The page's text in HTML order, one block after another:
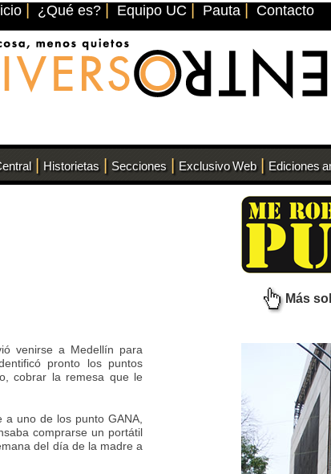
¿Qué es? Equipo UC Pauta Contacto
| Historietas | Secciones | Exclusivo Web | Ediciones
Más
venirse a Medellín para
pronto los puntos
cobrar la remesa que le
uno de los punto GANA,
comprarse un portátil
del día de la madre a